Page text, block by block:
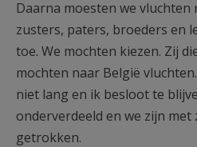
Daarna moesten we vluchten
zusters, paters, broeders en
toe. We mochten kiezen. Zij
mochten naar België
niet lang en ik besloot te
onderverdeeld en we zijn met
getrokken.